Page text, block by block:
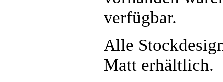
verfügbar.
Alle
Matt erhältlich.